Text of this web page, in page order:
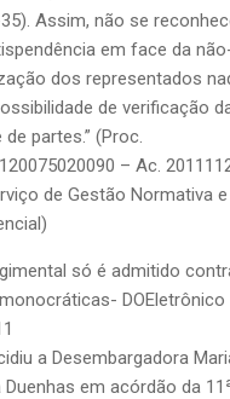
Assim, não se
em face da
dos representados
de verificação
de partes.” (Proc.
– Ac.
de Gestão Normativa e
só é admitido
DOEletrônico
a Desembargadora
Duenhas em acórdão da